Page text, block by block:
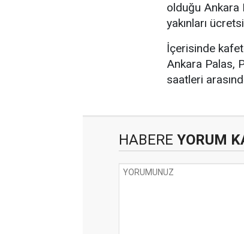
olduğu Ankara
yakınları
İçerisinde
Ankara Palas,
saatleri
HABERE YORUM